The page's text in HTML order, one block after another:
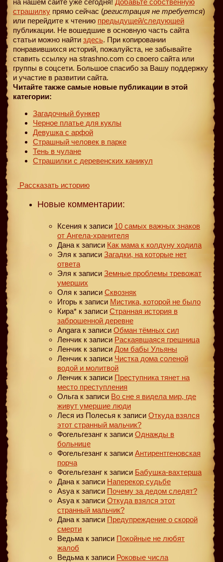
страшилку прямо сейчас (регистрация не требуется)
или перейдите к чтению предыдущей/следующей
публикации. Не вошедшие в основную часть сайта
статьи можно найти здесь. При копировании
понравившихся историй, пожалуйста, не забывайте
ставить ссылку на strashno.com со своего сайта или
группы в соцсети. Большое спасибо за Вашу поддержку
и участие в развитии сайта.
Читайте также самые новые публикации в этой
категории:
Загадочный бункер
Черное платье для куклы
Девушка с арфой
Страшный человек в парке
Тень в чулане
Страшилки с деревенских каникул
Рассказать историю
Новые комментарии:
Ксения к записи 10 самых важных знаков
от Ангела-хранителя
Дана к записи Как мама к колдуну ходила
Эля к записи Загадки, на которые нет
ответа
Эля к записи Земные проблемы тревожат
умерших
Оля к записи Сквозняк
Игорь к записи Мистика, которой не было
Кира* к записи Странная история в
заброшенной деревне
Angara к записи Обман тёмных сил
Ленчик к записи Раскаявшаяся грешница
Ленчик к записи Дом бабы Ульяны
Ленчик к записи Чистка дома соленой
водой и молитвой
Ленчик к записи Преступника тянет на
место преступления
Ольга к записи Во сне я видела мир, где
живут умершие люди
Леся из Полесья к записи Откуда взялся
этот странный мальчик?
Фогельгезанг к записи Однажды в
больнице
Фогельгезанг к записи Антирентгеновская
порча
Фогельгезанг к записи Бабушка-вахтерша
Дана к записи Наперекор судьбе
Asya к записи Почему за дедом следят?
Asya к записи Откуда взялся этот
странный мальчик?
Дана к записи Предупреждение о скорой
смерти
Ведьма к записи Покойные не любят
жалоб
Ведьма к записи Роковые числа